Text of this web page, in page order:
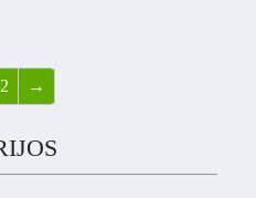
2 →